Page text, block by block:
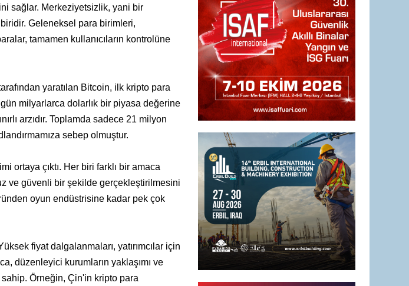
sağlar. Merkeziyetsizlik, yani bir
Geleneksel para birimleri,
tamamen kullanıcıların kontrolüne
yaratılan Bitcoin, ilk kripto para
milyarlarca dolarlık bir piyasa değerine
arzıdır. Toplamda sadece 21 milyon
sebep olmuştur.
ortaya çıktı. Her biri farklı bir amaca
ve güvenli bir şekilde gerçekleştirilmesini
oyun endüstrisine kadar pek çok
fiyat dalgalanmaları, yatırımcılar için
düzenleyici kurumların yaklaşımı ve
Örneğin, Çin'in kripto para